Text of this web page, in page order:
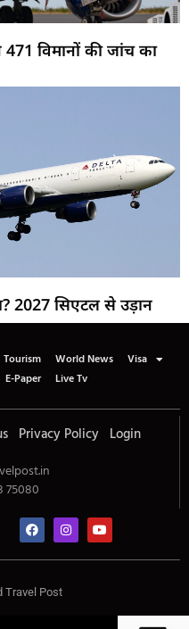
विमानों की जांच का
2027 सिएटल से उड़ान
Tourism World News
Visa
E-Paper Live Tv
Privacy Policy Login
75080
Travel Post